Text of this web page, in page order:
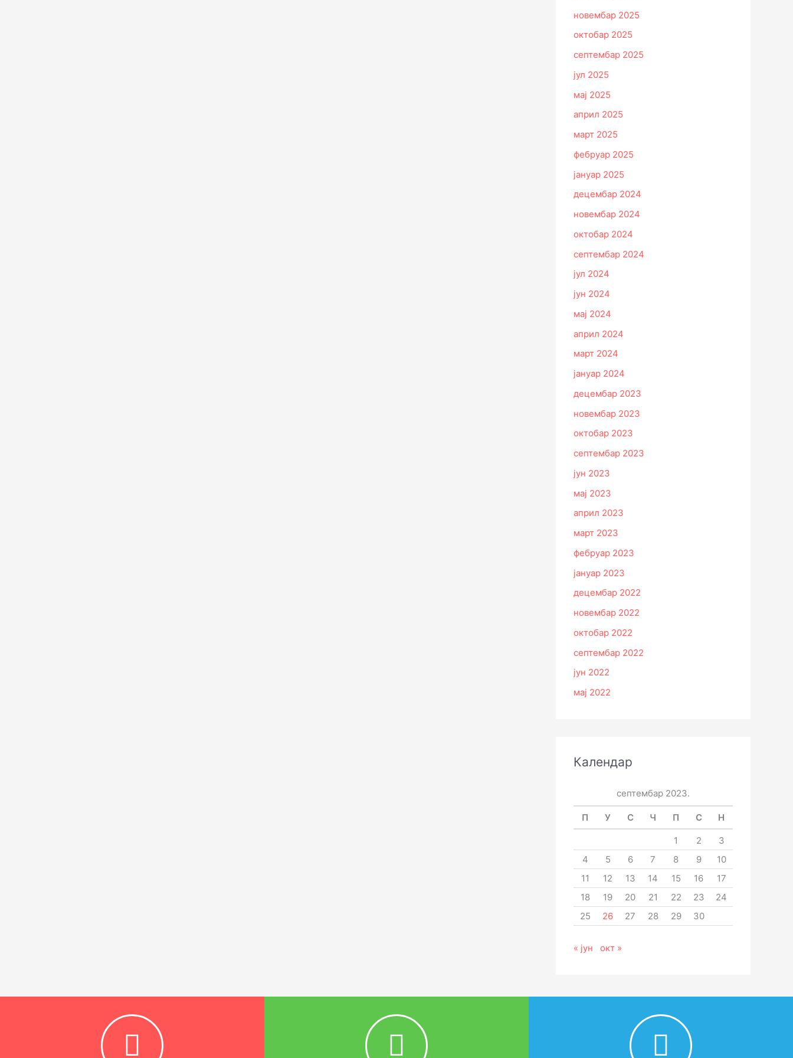
новембар 2025
октобар 2025
септембар 2025
јул 2025
мај 2025
април 2025
март 2025
фебруар 2025
јануар 2025
децембар 2024
новембар 2024
октобар 2024
септембар 2024
јул 2024
јун 2024
мај 2024
април 2024
март 2024
јануар 2024
децембар 2023
новембар 2023
октобар 2023
септембар 2023
јун 2023
мај 2023
април 2023
март 2023
фебруар 2023
јануар 2023
децембар 2022
новембар 2022
октобар 2022
септембар 2022
јун 2022
мај 2022
Календар
септембар 2023.
П У С Ч П С Н
1 2
3
4
5 6 7 8 9
10
11
12 13 14 15 16
17
18
19 20 21 22 23
24
25
26 27 28 29 30
« јун окт »